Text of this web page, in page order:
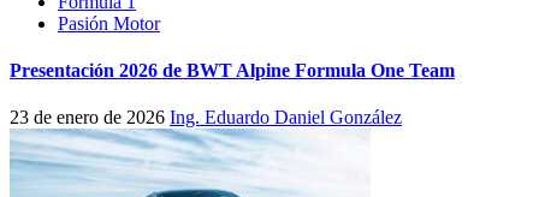
Pasión Motor
Presentación 2026 de BWT Alpine Formula One Team
23 de enero de 2026 Ing. Eduardo Daniel González